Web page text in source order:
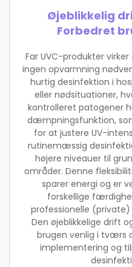
Øjeblikkelig
Forbedret
Far UVC-produkter
ingen opvarmning
hurtig desinfektion i
eller nødsituationer,
kontrolleret patogener
dæmpningsfunktion,
for at justere UV-
rutinemæssig
højere niveauer til
områder. Denne
sparer energi og er
forskellige
professionelle
Den øjeblikkelige drift
brugen venlig i tværs
implementering og